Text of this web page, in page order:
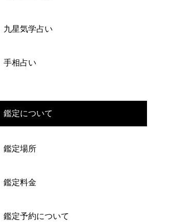
九星気学占い
手相占い
鑑定について
鑑定場所
鑑定料金
鑑定予約について